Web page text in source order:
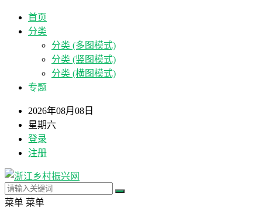
首页
分类
分类 (多图模式)
分类 (竖图模式)
分类 (横图模式)
专题
2026年08月08日
星期六
登录
注册
菜单 菜单